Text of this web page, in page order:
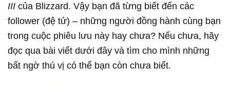
III của Blizzard. Vậy bạn đã từng biết đến các
follower (đệ tử) – những người đồng hành cùng bạn
trong cuộc phiêu lưu này hay chưa? Nếu chưa, hãy
đọc qua bài viết dưới đây và tìm cho mình những
bất ngờ thú vị có thể bạn còn chưa biết.